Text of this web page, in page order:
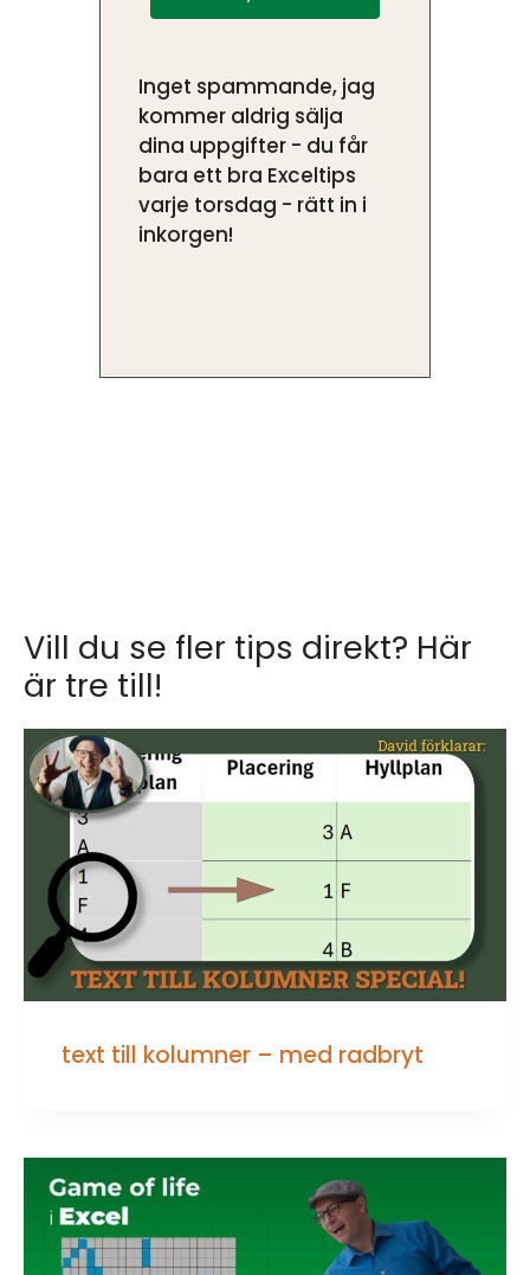
Inget spammande, jag
kommer aldrig sälja
dina uppgifter - du får
bara ett bra Exceltips
varje torsdag - rätt in i
inkorgen!
Vill du se fler tips direkt? Här
är tre till!
text till kolumner – med radbryt